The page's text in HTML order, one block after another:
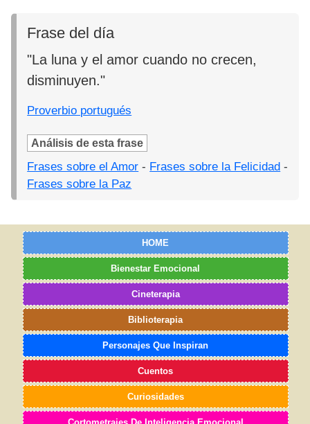
Frase del día
"La luna y el amor cuando no crecen,
disminuyen."
Proverbio portugués
Análisis de esta frase
Frases sobre el Amor - Frases sobre la Felicidad -
Frases sobre la Paz
HOME
Bienestar Emocional
Cineterapia
Biblioterapia
Personajes Que Inspiran
Cuentos
Curiosidades